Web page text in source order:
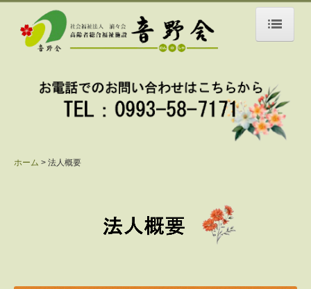
法人概要
定款・規定・財務諸表 等
ホーム 法人概要